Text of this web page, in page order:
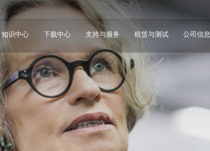
知识中心 下载中心 支持与服务 租赁与测试 公司信息